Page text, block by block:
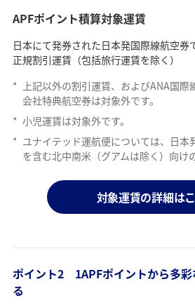
APFポイント積算対象運賃
日本にて発券された日本発国際線航空券
正規割引運賃（包括旅行運賃を除く）
*
上記以外の割引運賃、およびANA国
会社特典航空券は対象外です。
* 小児運賃は対象外です。
* ユナイテッド運航便については、日本
を含む北中南米（グアムは除く）向け
対象運賃の詳細は
ポイント2 1APFポイントから多彩
る